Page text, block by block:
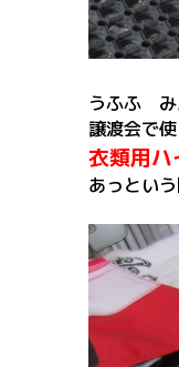
うふふ み
譲渡会で
衣類用ハ
あっとい